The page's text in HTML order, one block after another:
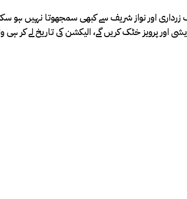
اور نواز شریف سے کبھی سمجھوتا نہیں ہو
پرویز خٹک کریں گے، الیکشن کی تاریخ لے کر ہی